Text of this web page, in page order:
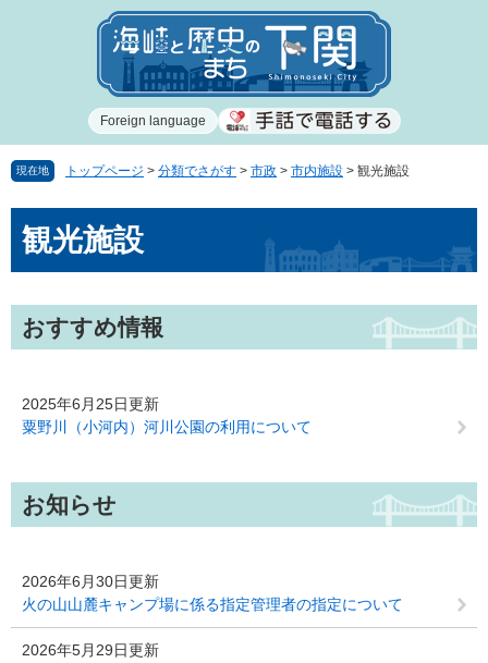
で
ば
Foreign language
現在地 トップページ > 分類でさがす > 市政 > 市内施設 > 観光施設
文観光施設
おすすめ情報
2025年6月25日更新
粟野川（小河内）河川公園の利用について
お知らせ
2026年6月30日更新
火の山山麓キャンプ場に係る指定管理者の指定について
2026年5月29日更新